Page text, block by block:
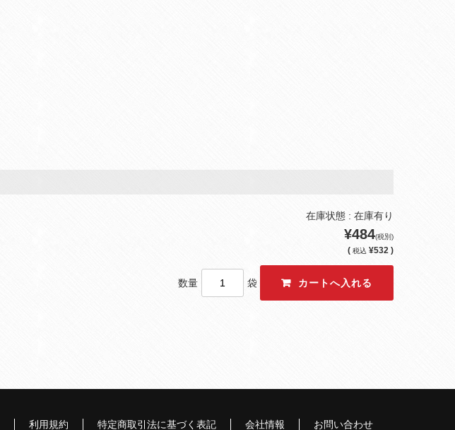
在庫状態 : 在庫有り
¥484(税別)
( 税込 ¥532 )
数量 袋
利用規約 特定商取引法に基づく表記 会社情報 お問い合わせ